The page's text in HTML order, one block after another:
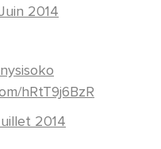
2014
hRtT9j6BzR
2014